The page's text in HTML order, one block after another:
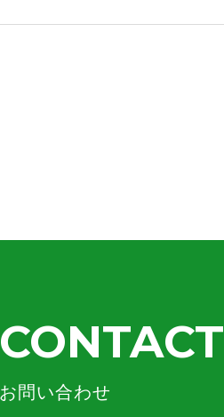
CONTACT
お問い合わせ